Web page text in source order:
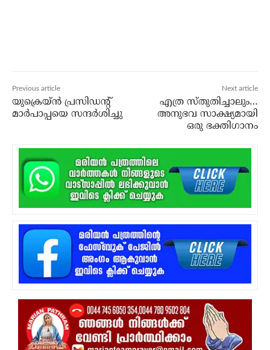
Previous article
യുക്രെയ്ന്‍ പ്രസിഡന്റ്
മാര്‍പാപ്പയെ സന്ദര്‍ശിച്ചു
Next article
എത്ര സ്തുതിച്ചാലും…
അനുഭവ സാക്ഷ്യമായി
ഒരു ഭക്തിഗാനം